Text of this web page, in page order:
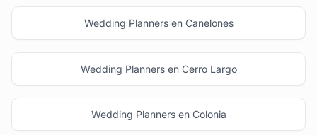
Wedding Planners en Canelones
Wedding Planners en Cerro Largo
Wedding Planners en Colonia